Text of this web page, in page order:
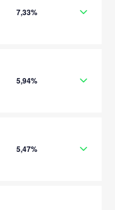
7,33%
5,94%
5,47%